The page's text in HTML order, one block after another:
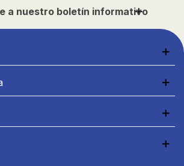
a nuestro boletín informativo